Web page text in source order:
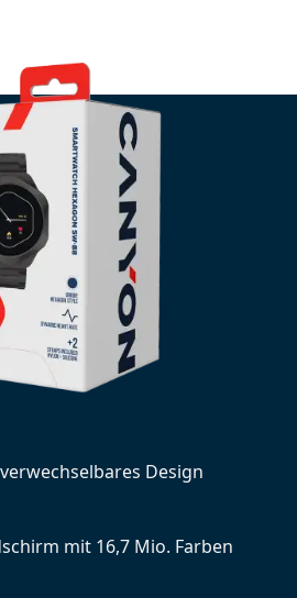
Design
mit 16,7 Mio. Farben